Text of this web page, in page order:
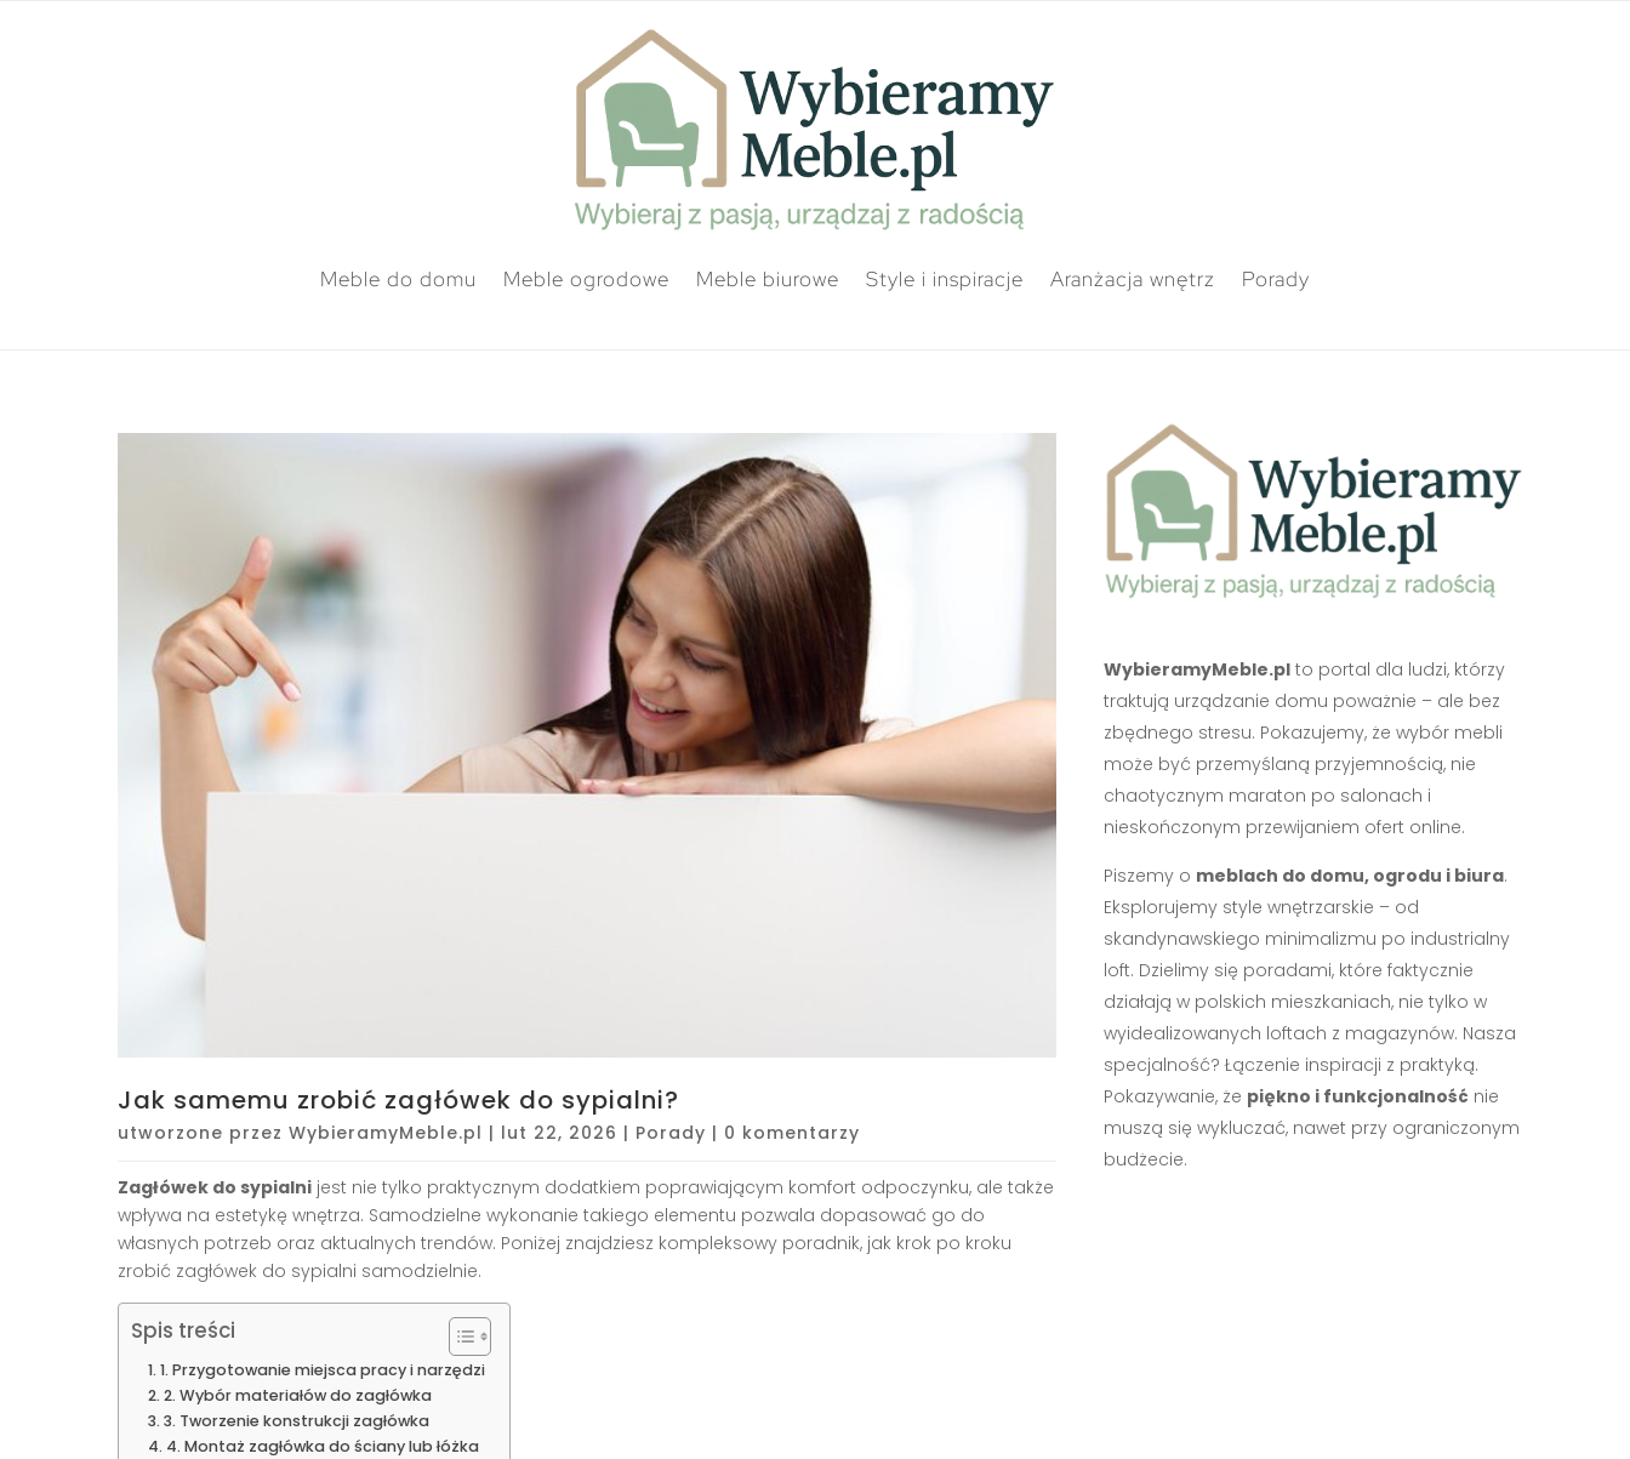
Meble do domu Meble ogrodowe Meble biurowe Style i inspiracje Aranżacja wnętrz Porady
Jak samemu zrobić zagłówek do sypialni?
utworzone przez WybieramyMeble.pl | lut 22, 2026 | Porady | 0 komentarzy
Zagłówek do sypialni jest nie tylko praktycznym dodatkiem poprawiającym komfort odpoczynku, ale także
wpływa na estetykę wnętrza. Samodzielne wykonanie takiego elementu pozwala dopasować go do
własnych potrzeb oraz aktualnych trendów. Poniżej znajdziesz kompleksowy poradnik, jak krok po kroku
zrobić zagłówek do sypialni samodzielnie.
Spis treści
1. Przygotowanie miejsca pracy i narzędzi
2. Wybór materiałów do zagłówka
3. Tworzenie konstrukcji zagłówka
4. Montaż zagłówka do ściany lub łóżka
WybieramyMeble.plto portal dla ludzi, którzy
traktują urządzanie domu poważnie – ale bez
zbędnego stresu. Pokazujemy, że wybór mebli
może być przemyślaną przyjemnością, nie
chaotycznym maraton po salonach i
nieskończonym przewijaniem ofert online.
Piszemy o meblach do domu, ogrodu i biura.
Eksplorujemy style wnętrzarskie – od
skandynawskiego minimalizmu po industrialny
loft. Dzielimy się poradami, które faktycznie
działają w polskich mieszkaniach, nie tylko w
wyidealizowanych loftach z magazynów. Nasza
specjalność? Łączenie inspiracji z praktyką.
Pokazywanie, że piękno i funkcjonalność nie
muszą się wykluczać, nawet przy ograniczonym
budżecie.